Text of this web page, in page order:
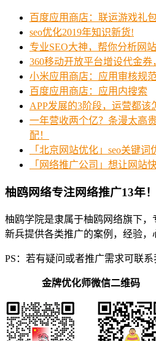
百度应用商店：联运游戏礼
seo优化2019年知识新货!
专业SEO大神，帮你分析网站
360移动开放平台增设代金
小米应用商店：应用审核规
百度应用商店：应用内搜索
APP发展的3阶段，运营都该
一年营收两个亿？条漫太高
配！
「北京网站优化」seo关键词
「网络推广公司」想让网站
柚鸥网络专注网络推广13年！
柚鸥学院是隶属于柚鸥网络旗下
新兵提供各类推广的案例，经验，
PS：若有疑问或者推广需求可联系
金牌优化师微信二维码